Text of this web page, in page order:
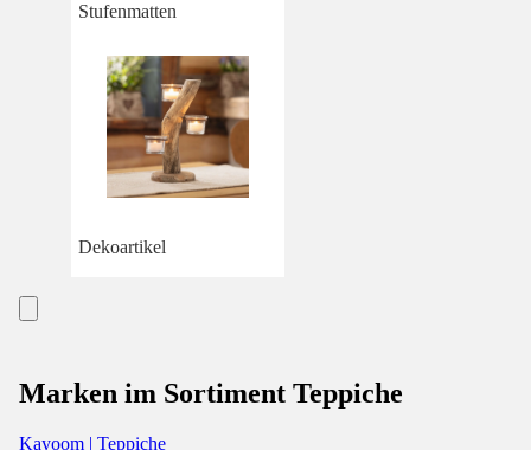
Stufenmatten
Dekoartikel
Marken im Sortiment Teppiche
Kayoom | Teppiche